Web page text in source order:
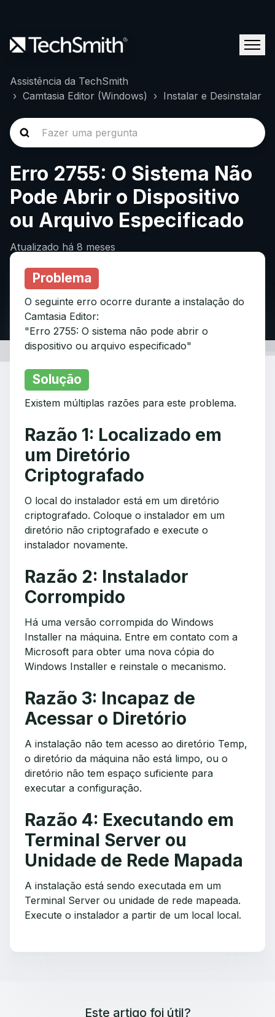
Assistência da TechSmith
Camtasia Editor (Windows)
Instalar e Desinstalar
Erro 2755: O Sistema Não
Pode Abrir o Dispositivo
ou Arquivo Especificado
Atualizado há 8 meses
Problema
O seguinte erro ocorre durante a instalação do
Camtasia Editor:
"Erro 2755: O sistema não pode abrir o
dispositivo ou arquivo especificado"
Solução
Existem múltiplas razões para este problema.
Razão 1: Localizado em
um Diretório
Criptografado
O local do instalador está em um diretório
criptografado. Coloque o instalador em um
diretório não criptografado e execute o
instalador novamente.
Razão 2: Instalador
Corrompido
Há uma versão corrompida do Windows
Installer na máquina. Entre em contato com a
Microsoft para obter uma nova cópia do
Windows Installer e reinstale o mecanismo.
Razão 3: Incapaz de
Acessar o Diretório
A instalação não tem acesso ao diretório Temp,
o diretório da máquina não está limpo, ou o
diretório não tem espaço suficiente para
executar a configuração.
Razão 4: Executando em
Terminal Server ou
Unidade de Rede Mapada
A instalação está sendo executada em um
Terminal Server ou unidade de rede mapeada.
Execute o instalador a partir de um local local.
Este artigo foi útil?